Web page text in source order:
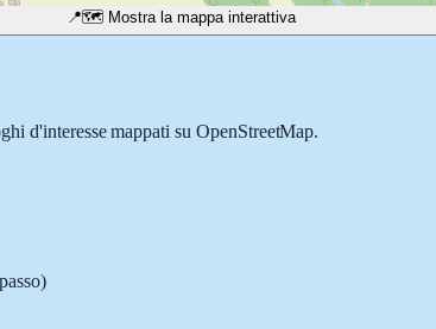
📍🗺️ Mostra la mappa interattiva
d'interesse mappati su OpenStreetMap.